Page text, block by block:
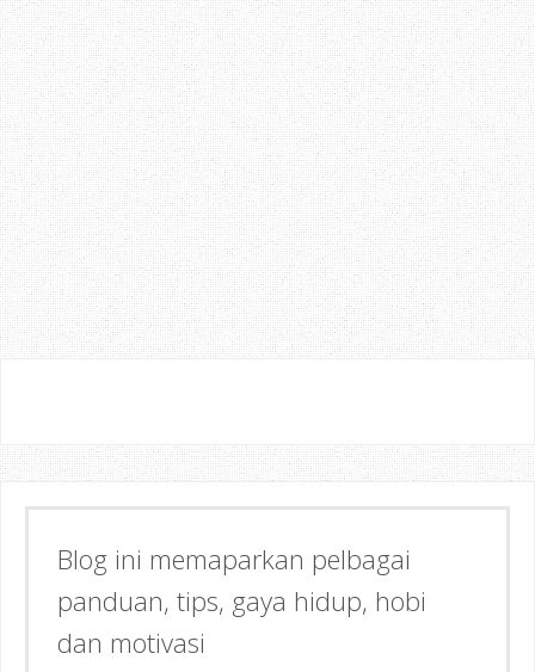
Blog ini memaparkan pelbagai
panduan, tips, gaya hidup, hobi
dan motivasi